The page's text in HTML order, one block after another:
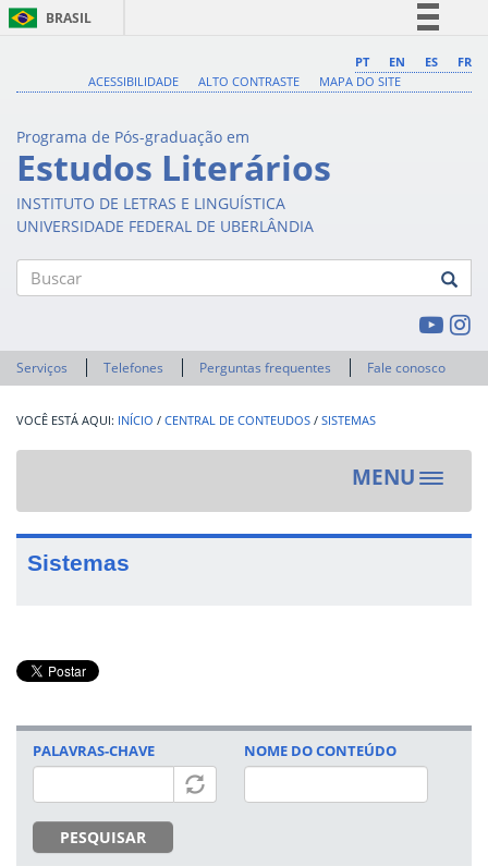
BRASIL
Comunica BR
Acesso à informação
Legislação
PT EN ES
FR
ACESSIBILIDADE
ALTO CONTRASTE MAPA DO SITE
Programa de Pós-graduação em
Estudos Literários
INSTITUTO DE LETRAS E LINGUÍSTICA
UNIVERSIDADE FEDERAL DE UBERLÂNDIA
Serviços Telefones Perguntas frequentes Fale conosco
INÍCIO / CENTRAL DE CONTEUDOS / SISTEMAS
MENU
Toggle
Sistemas
PALAVRAS-CHAVE
PESQUISAR
NOME DO CONTEÚDO